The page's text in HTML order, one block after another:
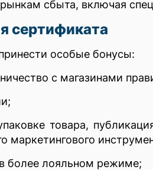
сбыта, включая
сертификата
особые бонусы:
с магазинами
товара,
маркетингового
более лояльном режиме;